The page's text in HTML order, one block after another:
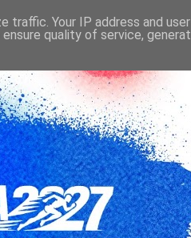
traffic. Your IP address and
quality of service,